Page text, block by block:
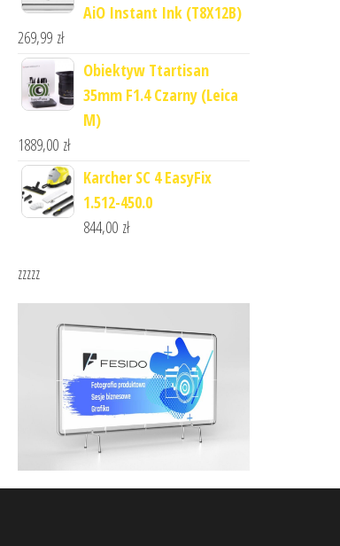
AiO Instant Ink (T8X12B)
269,99 zł
Obiektyw Ttartisan
35mm F1.4 Czarny (Leica
M)
1889,00 zł
Karcher SC 4 EasyFix
1.512-450.0
844,00 zł
zzzzz